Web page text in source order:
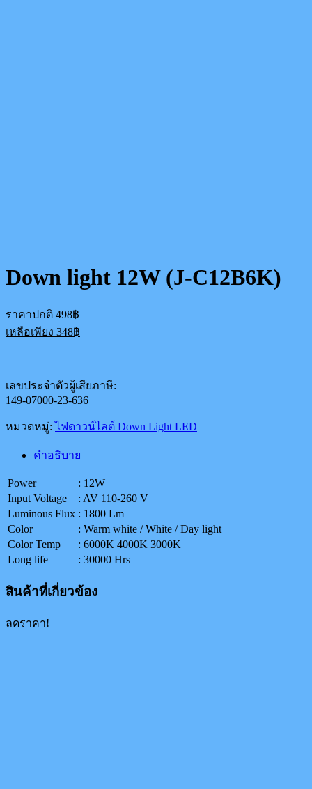
Down light 12W (J-C12B6K)
ราคาปกติ498฿
was:
เหลือเพียง 348฿
price
เลขประจำตัวผู้เสียภาษี:
149-07000-23-636
หมวดหมู่:ไฟดาวน์ไลต์ Down Light LED
คำอธิบาย
Power
: 12W
Input Voltage
: AV 110-260 V
Luminous Flux : 1800 Lm
Color
: Warm white / White / Day light
Color Temp
: 6000K 4000K 3000K
Long life
: 30000 Hrs
สินค้าที่เกี่ยวข้อง
ลดราคา!